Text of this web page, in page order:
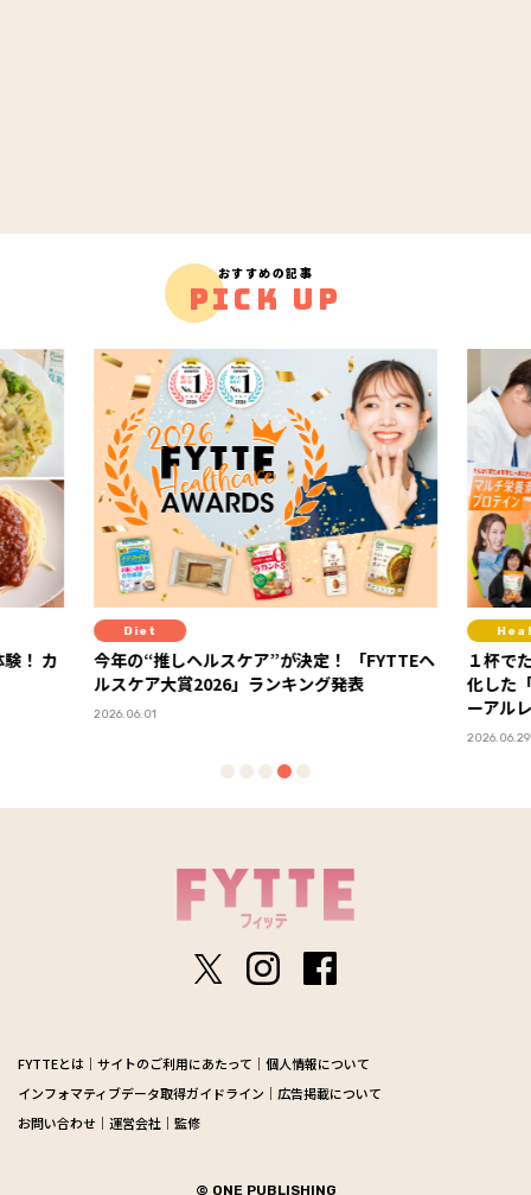
おすすめの記事
PICK UP
！ カ
Diet
今年の“推しヘルスケア”が決定！ 「FYTTEヘ
ルスケア大賞2026」ランキング発表
2026.06.01
１杯で
化した
ーアル
2026.06.29
FYTTEとは サイトのご利用にあたって
個人情報について
インフォマティブデータ取得ガイドライン
広告掲載について
お問い合わせ
運営会社 監修
© ONE PUBLISHING